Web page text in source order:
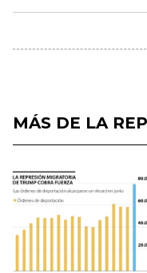
MÁS DE LA